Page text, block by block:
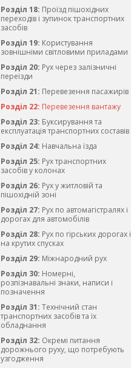
Розділ 18: Проїзд пішохідних
переходів і зупинок транспортних
засобів
Розділ 19: Користування
зовнішніми світловими приладами
Розділ 20: Рух через залізничні
переїзди
Розділ 21: Перевезення пасажирів
Розділ 22: Перевезення вантажу
Розділ 23: Буксирування та
експлуатація транспортних составів
Розділ 24: Навчальна їзда
Розділ 25: Рух транспортних
засобів у колонах
Розділ 26: Рух у житловій та
пішохідній зоні
Розділ 27: Рух по автомагістралях і
дорогах для автомобілів
Розділ 28: Рух по гірських дорогах і
на крутих спусках
Розділ 29: Міжнародний рух
Розділ 30: Номерні,
розпізнавальні знаки, написи і
позначення
Розділ 31: Технічний стан
транспортних засобів та їх
обладнання
Розділ 32: Окремі питання
дорожнього руху, що потребують
узгодження